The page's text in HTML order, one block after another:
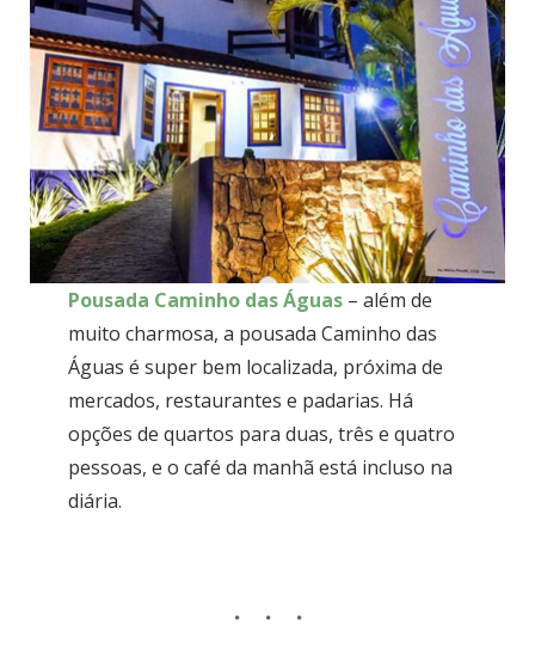
Pousada Caminho das Águas– além de
muito charmosa, a pousada Caminho das
Águas é super bem localizada, próxima de
mercados, restaurantes e padarias. Há
opções de quartos para duas, três e quatro
pessoas, e o café da manhã está incluso na
diária.